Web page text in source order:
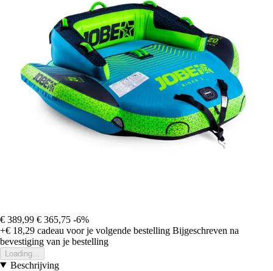
€ 389,99 € 365,75 -6%
+€ 18,29 cadeau voor je volgende bestelling Bijgeschreven na
bevestiging van je bestelling
Loading...
Beschrijving